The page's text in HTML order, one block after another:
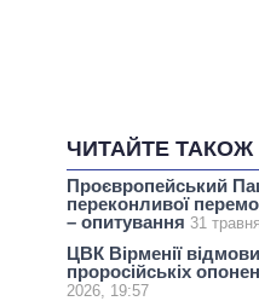
ЧИТАЙТЕ ТАКОЖ
Проєвропейський
переконливої
– опитування 31
ЦВК Вірменії
проросійськіх
2026, 19:57